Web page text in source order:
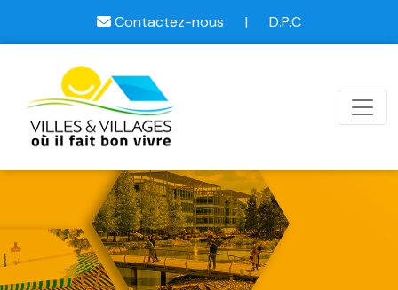
Contactez-nous | D.P.C